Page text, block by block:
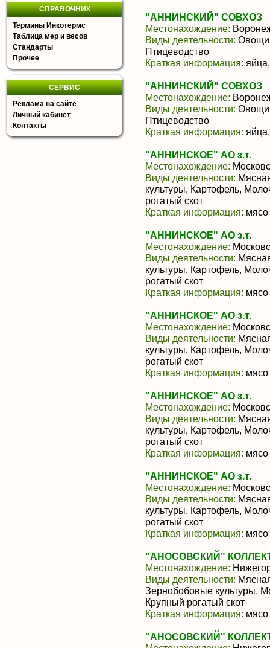
СПРАВОЧНИК
Термины Инкотермс
Таблица мер и весов
Стандарты
Прочее
СЕРВИС
Реклама на сайте
Личный кабинет
Контакты
"АННИНСКИЙ" СОВХОЗ
Местонахождение:
Виды деятельности:
Птицеводство
Краткая информация:
"АННИНСКИЙ" СОВХОЗ
Местонахождение:
Виды деятельности:
Птицеводство
Краткая информация:
"АННИНСКОЕ" АО з.т.
Местонахождение:
Виды деятельности:
культуры, Картофель,
рогатый скот
Краткая информация: мясо
"АННИНСКОЕ" АО з.т.
Местонахождение:
Виды деятельности:
культуры, Картофель,
рогатый скот
Краткая информация: мясо
"АННИНСКОЕ" АО з.т.
Местонахождение:
Виды деятельности:
культуры, Картофель,
рогатый скот
Краткая информация: мясо
"АННИНСКОЕ" АО з.т.
Местонахождение:
Виды деятельности:
культуры, Картофель,
рогатый скот
Краткая информация: мясо
"АННИНСКОЕ" АО з.т.
Местонахождение:
Виды деятельности:
культуры, Картофель,
рогатый скот
Краткая информация: мясо
"АНОСОВСКИЙ"
Местонахождение:
Виды деятельности:
Зернобобовые культуры,
Крупный рогатый скот
Краткая информация: мясо
"АНОСОВСКИЙ"